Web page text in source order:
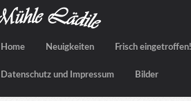
Home Neuigkeiten Frisch eingetroffen!
Datenschutz und Impressum Bilder